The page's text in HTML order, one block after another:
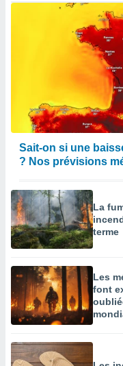
Sait-on si une
? Nos prévisions
La
terme
Les
font